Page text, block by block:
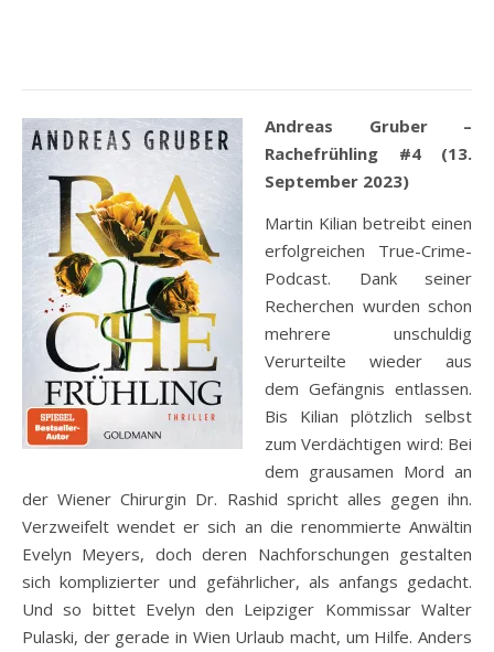
Andreas Gruber –
Rachefrühling #4 (13.
September 2023)
Martin Kilian betreibt einen
erfolgreichen True-Crime-
Podcast. Dank seiner
Recherchen wurden schon
mehrere unschuldig
Verurteilte wieder aus
dem Gefängnis entlassen.
Bis Kilian plötzlich selbst
zum Verdächtigen wird: Bei
dem grausamen Mord an
der Wiener Chirurgin Dr. Rashid spricht alles gegen ihn.
Verzweifelt wendet er sich an die renommierte Anwältin
Evelyn Meyers, doch deren Nachforschungen gestalten
sich komplizierter und gefährlicher, als anfangs gedacht.
Und so bittet Evelyn den Leipziger Kommissar Walter
Pulaski, der gerade in Wien Urlaub macht, um Hilfe. Anders